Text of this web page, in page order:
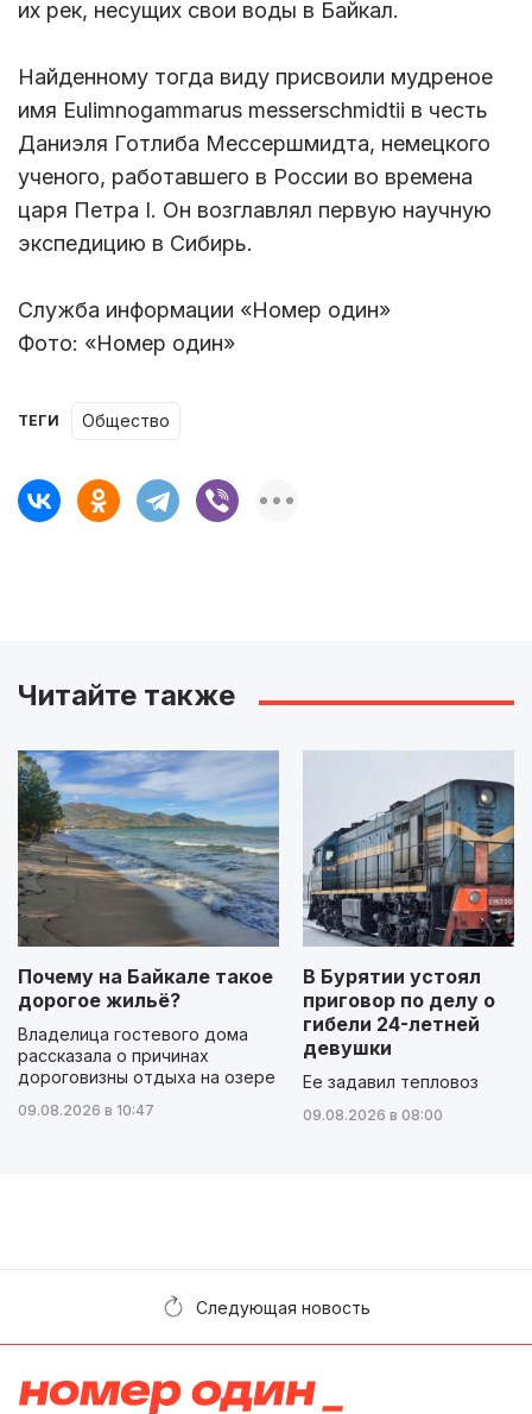
их рек, несущих свои воды в Байкал.
Найденному тогда виду присвоили мудреное
имя Eulimnogammarus messerschmidtii в честь
Даниэля Готлиба Мессершмидта, немецкого
ученого, работавшего в России во времена
царя Петра I. Он возглавлял первую научную
экспедицию в Сибирь.
Служба информации «Номер один»
Фото: «Номер один»
ТЕГИ Общество
Читайте также
Почему на Байкале такое
дорогое жильё?
Владелица гостевого дома
рассказала о причинах
дороговизны отдыха на озере
09.08.2026 в 10:47
В Бурятии устоял
приговор по делу о
гибели 24-летней
девушки
Ее задавил тепловоз
09.08.2026 в 08:00
Следующая новость